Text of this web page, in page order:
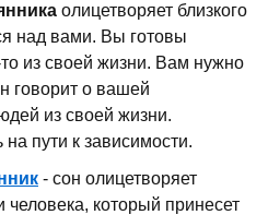
олицетворяет близкого
над вами. Вы готовы
то из своей жизни. Вам нужно
говорит о вашей
из своей жизни.
пути к зависимости.
- сон олицетворяет
который принесет